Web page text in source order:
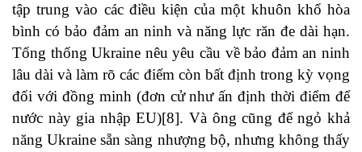
tập trung vào các điều kiện của một khuôn khổ hòa
bình có bảo đảm an ninh và năng lực răn đe dài hạn.
Tổng thống Ukraine nêu yêu cầu về bảo đảm an ninh
lâu dài và làm rõ các điểm còn bất định trong kỳ vọng
đối với đồng minh (đơn cử như ấn định thời điểm để
nước này gia nhập EU)[8]. Và ông cũng để ngỏ khả
năng Ukraine sẵn sàng nhượng bộ, nhưng không thấy